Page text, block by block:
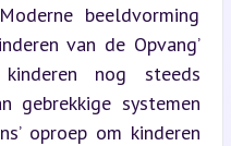
beeldvorming
van de Opvang’
nog steeds
gebrekkige systemen
oproep om kinderen